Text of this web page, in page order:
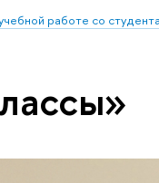
работе со